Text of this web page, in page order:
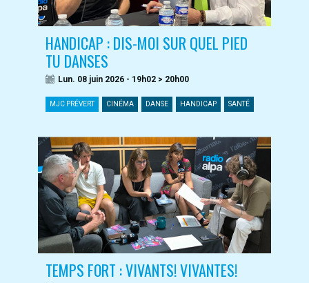
HANDICAP : DIS-MOI SUR QUEL PIED
TU DANSES
Lun. 08 juin 2026 - 19h02 > 20h00
MJC PRÉVERT CINÉMA DANSE HANDICAP SANTÉ
TEMPS FORT : VIVANTS! VIVANTES!